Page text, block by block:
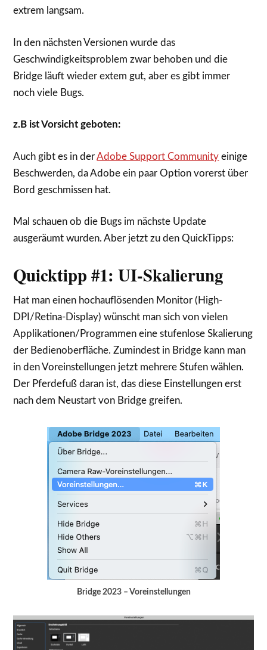
extrem langsam.
In den nächsten Versionen wurde das
Geschwindigkeitsproblem zwar behoben und die
Bridge läuft wieder extem gut, aber es gibt immer
noch viele Bugs.
z.B ist Vorsicht geboten:
Auch gibt es in derAdobe Support Community einige
Beschwerden, da Adobe ein paar Option vorerst über
Bord geschmissen hat.
Mal schauen ob die Bugs im nächste Update
ausgeräumt wurden. Aber jetzt zu den QuickTipps:
Quicktipp #1: UI-Skalierung
Hat man einen hochauflösenden Monitor (High-
DPI/Retina-Display) wünscht man sich von vielen
Applikationen/Programmen eine stufenlose Skalierung
der Bedienoberfläche. Zumindest in Bridge kann man
in den Voreinstellungen jetzt mehrere Stufen wählen.
Der Pferdefuß daran ist, das diese Einstellungen erst
nach dem Neustart von Bridge greifen.
Bridge 2023 – Voreinstellungen